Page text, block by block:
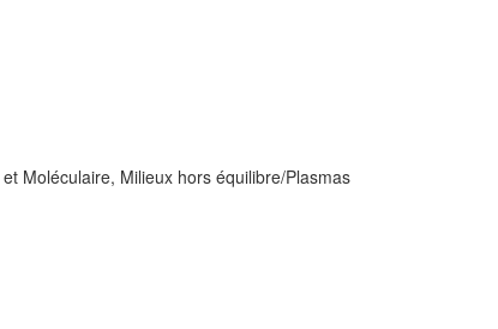
Moléculaire, Milieux hors équilibre/Plasmas